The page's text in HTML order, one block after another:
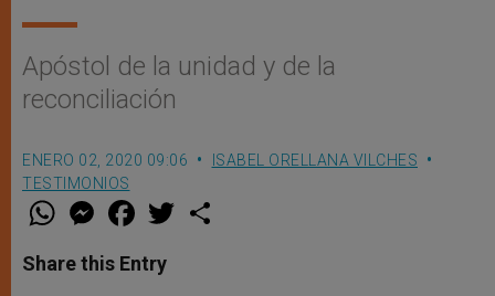
Apóstol de la unidad y de la
reconciliación
ENERO 02, 2020 09:06
ISABEL ORELLANA VILCHES
TESTIMONIOS
W
t
s
M
e
s
e
F
a
e
b
w
Share this Entry